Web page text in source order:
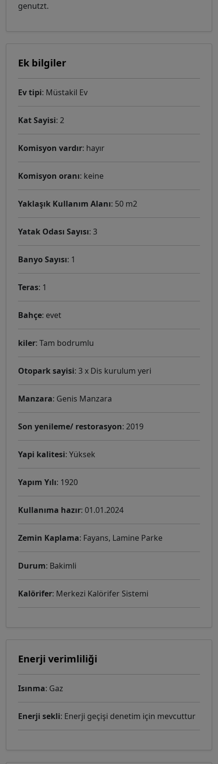
genutzt.
Ek bilgiler
Ev tipi: Müstakil Ev
Kat Sayisi: 2
Komisyon vardır: hayır
Komisyon oranı: keine
Yaklaşık Kullanım Alanı: 50 m2
Yatak Odası Sayısı: 3
Banyo Sayısı: 1
Teras: 1
Bahçe: evet
kiler: Tam bodrumlu
Otopark sayisi: 3 x Dis kurulum yeri
Manzara: Genis Manzara
Son yenileme/ restorasyon: 2019
Yapi kalitesi: Yüksek
Yapım Yılı: 1920
Kullanıma hazır: 01.01.2024
Zemin Kaplama: Fayans, Lamine Parke
Durum: Bakimli
Kalörifer: Merkezi Kalörifer Sistemi
Enerji verimliliği
Isınma: Gaz
Enerji sekli: Enerji geçişi denetim için mevcuttur